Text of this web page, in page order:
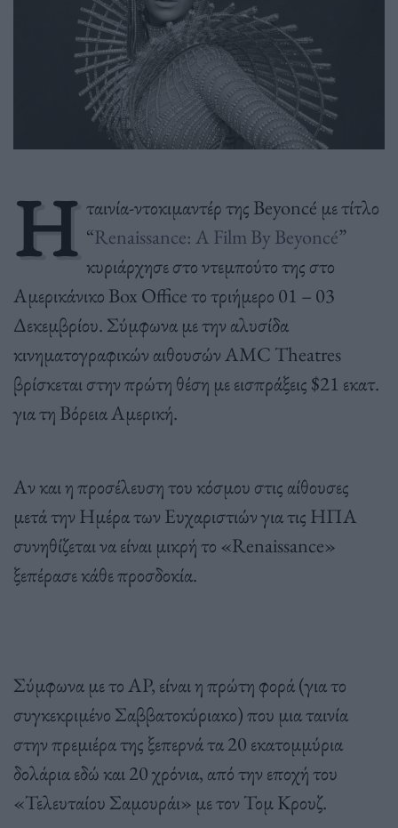
Η ταινία-ντοκιμαντέρ της Beyoncé με τίτλο
“Renaissance: A Film By Beyoncé”
κυριάρχησε στο ντεμπούτο της στο
Αμερικάνικο Box Office το τριήμερο 01 – 03
Δεκεμβρίου. Σύμφωνα με την αλυσίδα
κινηματογραφικών αιθουσών AMC Theatres
βρίσκεται στην πρώτη θέση με εισπράξεις $21 εκατ.
για τη Βόρεια Αμερική.
Αν και η προσέλευση του κόσμου στις αίθουσες
μετά την Ημέρα των Ευχαριστιών για τις ΗΠΑ
συνηθίζεται να είναι μικρή το «Renaissance»
ξεπέρασε κάθε προσδοκία.
Σύμφωνα με το AP, είναι η πρώτη φορά (για το
συγκεκριμένο Σαββατοκύριακο) που μια ταινία
στην πρεμιέρα της ξεπερνά τα 20 εκατομμύρια
δολάρια εδώ και 20 χρόνια, από την εποχή του
«Τελευταίου Σαμουράι» με τον Τομ Κρουζ.